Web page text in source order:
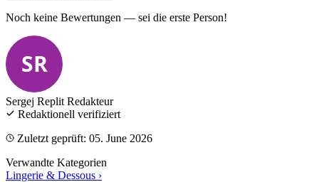
Noch keine Bewertungen — sei die erste Person!
SR
Sergej Replit Redakteur
Redaktionell verifiziert
Zuletzt geprüft: 05. June 2026
Verwandte Kategorien
Lingerie & Dessous ›